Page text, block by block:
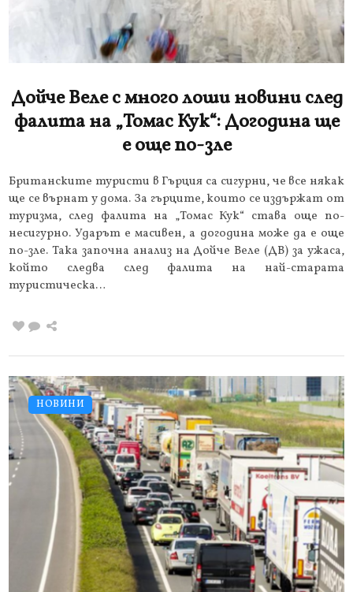
Дойче Веле с много лоши новини след
фалита на „Томас Кук“: Догодина ще
е още по-зле
Британските туристи в Гърция са сигурни, че все някак
ще се върнат у дома. За гърците, които се издържат от
туризма, след фалита на „Томас Кук“ става още по-
несигурно. Ударът е масивен, а догодина може да е още
по-зле. Така започна анализ на Дойче Веле (ДВ) за ужаса,
който следва след фалита на най-старата
туристическа…
НОВИНИ